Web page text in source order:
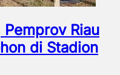
Riau
di Stadion